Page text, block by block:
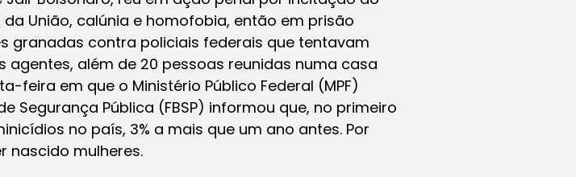
União, calúnia e homofobia, então em prisão
granadas contra policiais federais que tentavam
agentes, além de 20 pessoas reunidas numa casa
feira em que o Ministério Público Federal (MPF)
Segurança Pública (FBSP) informou que, no primeiro
no país, 3% a mais que um ano antes. Por
nascido mulheres.